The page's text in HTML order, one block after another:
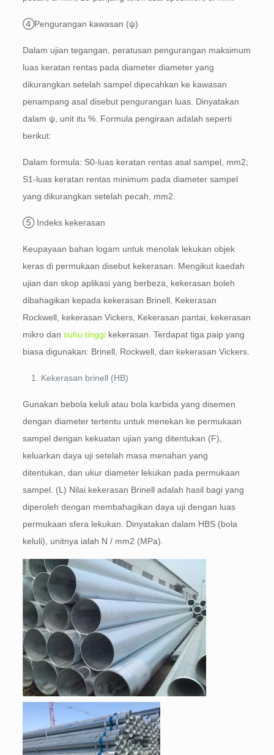
④Pengurangan kawasan (ψ)
Dalam ujian tegangan, peratusan pengurangan maksimum
luas keratan rentas pada diameter diameter yang
dikurangkan setelah sampel dipecahkan ke kawasan
penampang asal disebut pengurangan luas. Dinyatakan
dalam ψ, unit itu %. Formula pengiraan adalah seperti
berikut:
Dalam formula: S0-luas keratan rentas asal sampel, mm2;
S1-luas keratan rentas minimum pada diameter sampel
yang dikurangkan setelah pecah, mm2.
⑤ Indeks kekerasan
Keupayaan bahan logam untuk menolak lekukan objek
keras di permukaan disebut kekerasan. Mengikut kaedah
ujian dan skop aplikasi yang berbeza, kekerasan boleh
dibahagikan kepada kekerasan Brinell, Kekerasan
Rockwell, kekerasan Vickers, Kekerasan pantai, kekerasan
mikro dan suhu tinggikekerasan. Terdapat tiga paip yang
biasa digunakan: Brinell, Rockwell, dan kekerasan Vickers.
Kekerasan brinell (HB)
Gunakan bebola keluli atau bola karbida yang disemen
dengan diameter tertentu untuk menekan ke permukaan
sampel dengan kekuatan ujian yang ditentukan (F),
keluarkan daya uji setelah masa menahan yang
ditentukan, dan ukur diameter lekukan pada permukaan
sampel. (L) Nilai kekerasan Brinell adalah hasil bagi yang
diperoleh dengan membahagikan daya uji dengan luas
permukaan sfera lekukan. Dinyatakan dalam HBS (bola
keluli), unitnya ialah N / mm2 (MPa).